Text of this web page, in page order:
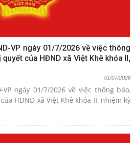
VP ngày 01/7/2026 về việc thông
của HĐND xã Việt Khê khóa II,
01/07/2026
VP ngày 01/7/2026 về việc thông báo,
HĐND xã Việt Khê khóa II, nhiệm kỳ